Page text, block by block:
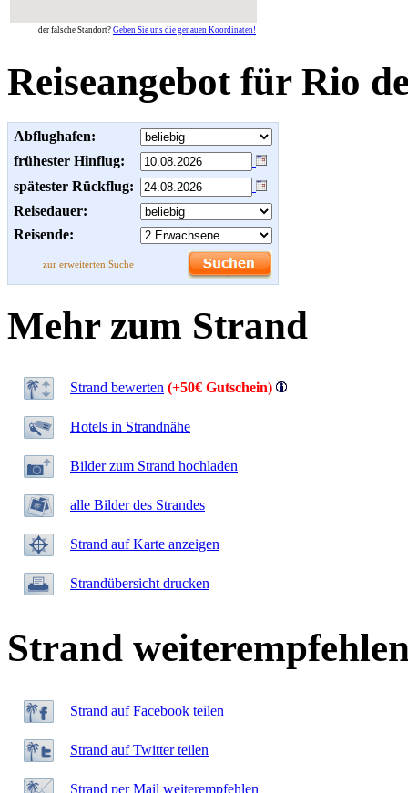
der falsche Standort? Geben Sie uns die genauen Koordinaten!
Reiseangebot für Rio
Abflughafen:
frühester Hinflug:
spätester Rückflug:
Reisedauer:
Reisende:
zur erweiterten Suche
Mehr zum Strand
Strand bewerten (+50€ Gutschein)
Hotels in Strandnähe
Bilder zum Strand hochladen
alle Bilder des Strandes
Strand auf Karte anzeigen
Strandübersicht drucken
Strand
Strand auf Facebook teilen
Strand auf Twitter teilen
Strand per Mail weiterempfehlen